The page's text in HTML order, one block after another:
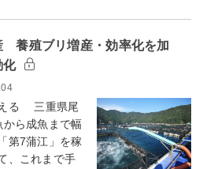
養殖ブリ増産・効率化を加
化
る 三重県尾
ら成魚まで幅
第7蒲江」を稼
、これまで手